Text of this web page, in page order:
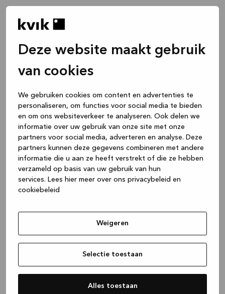
Deze website maakt gebruik
van cookies
We gebruiken cookies om content en advertenties te
personaliseren, om functies voor social media te bieden
en om ons websiteverkeer te analyseren. Ook delen we
informatie over uw gebruik van onze site met onze
partners voor social media, adverteren en analyse. Deze
partners kunnen deze gegevens combineren met andere
informatie die u aan ze heeft verstrekt of die ze hebben
verzameld op basis van uw gebruik van hun
services. Lees hier meer over ons privacybeleid en
cookiebeleid
Weigeren
Selectie toestaan
Alles toestaan
(see the browser console for more
information).